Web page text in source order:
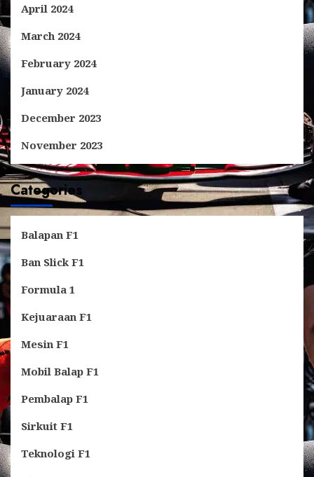
April 2024
March 2024
February 2024
January 2024
December 2023
November 2023
Categories
Balapan F1
Ban Slick F1
Formula 1
Kejuaraan F1
Mesin F1
Mobil Balap F1
Pembalap F1
Sirkuit F1
Teknologi F1